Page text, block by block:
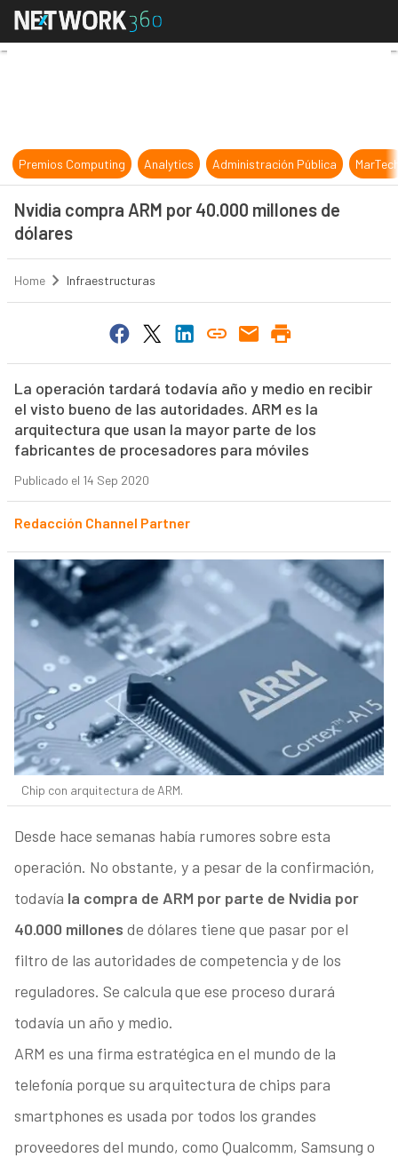
Nvidia compra ARM por 40.000
Premios Computing Analytics Administración Pública
Nvidia compra ARM por 40.000 millones de
dólares
Home Infraestructuras
La operación tardará todavía año y medio en recibir
el visto bueno de las autoridades. ARM es la
arquitectura que usan la mayor parte de los
fabricantes de procesadores para móviles
Publicado el 14 Sep 2020
Redacción Channel Partner
Chip con arquitectura de ARM.
Desde hace semanas había rumores sobre esta
operación. No obstante, y a pesar de la confirmación,
todavía la compra de ARM por parte de Nvidia por
40.000 millones de dólares tiene que pasar por el
filtro de las autoridades de competencia y de los
reguladores. Se calcula que ese proceso durará
todavía un año y medio.
ARM es una firma estratégica en el mundo de la
telefonía porque su arquitectura de chips para
smartphones es usada por todos los grandes
proveedores del mundo, como Qualcomm, Samsung o